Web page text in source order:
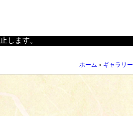
します。
ホーム ＞ ギャラリー